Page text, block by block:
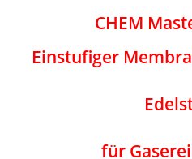
CHEM
Einstufiger
für